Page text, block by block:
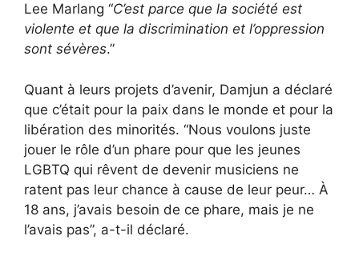
Lee Marlang “C’est parce que la société est
violente et que la discrimination et l’oppression
sont sévères.”
Quant à leurs projets d’avenir, Damjun a déclaré
que c’était pour la paix dans le monde et pour la
libération des minorités. “Nous voulons juste
jouer le rôle d’un phare pour que les jeunes
LGBTQ qui rêvent de devenir musiciens ne
ratent pas leur chance à cause de leur peur… À
18 ans, j’avais besoin de ce phare, mais je ne
l’avais pas”, a-t-il déclaré.